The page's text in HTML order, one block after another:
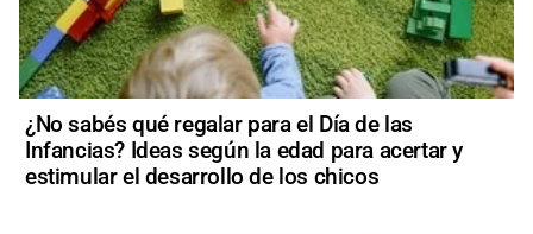
¿No sabés qué regalar para el Día de las
Infancias? Ideas según la edad para acertar y
estimular el desarrollo de los chicos